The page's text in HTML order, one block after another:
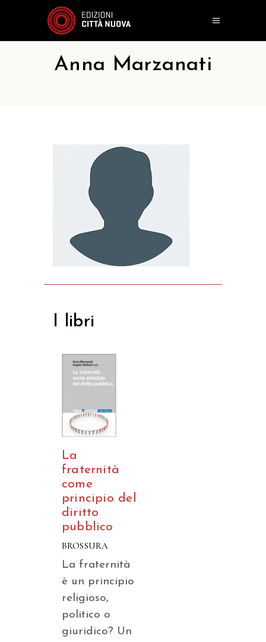
Anna Marzanati
I libri
La
fraternità
come
principio del
diritto
pubblico
BROSSURA
La fraternità
è un principio
religioso,
politico o
giuridico? Un